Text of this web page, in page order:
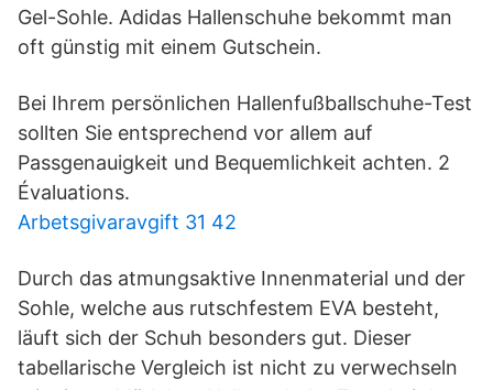
Gel-Sohle. Adidas Hallenschuhe bekommt man
oft günstig mit einem Gutschein.
Bei Ihrem persönlichen Hallenfußballschuhe-Test
sollten Sie entsprechend vor allem auf
Passgenauigkeit und Bequemlichkeit achten. 2
Évaluations.
Arbetsgivaravgift 31 42
Durch das atmungsaktive Innenmaterial und der
Sohle, welche aus rutschfestem EVA besteht,
läuft sich der Schuh besonders gut. Dieser
tabellarische Vergleich ist nicht zu verwechseln